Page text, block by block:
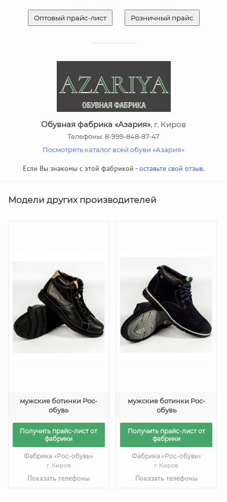
Оптовый прайс-лист Розничный прайс
Обувная фабрика «Азария», г. Киров
Телефоны: 8-999-848-87-47
Посмотреть каталог всей обуви «Азария»
Если Вы знакомы с этой фабрикой -оставьте свой отзыв.
Модели других производителей
мужские ботинки Рос-
обувь
Получить прайс-лист от
фабрики
Фабрика «Рос-обувь»
г. Киров
Показать телефоны
мужские ботинки Рос-
обувь
Получить прайс-лист от
фабрики
Фабрика «Рос-обувь»
г. Киров
Показать телефоны